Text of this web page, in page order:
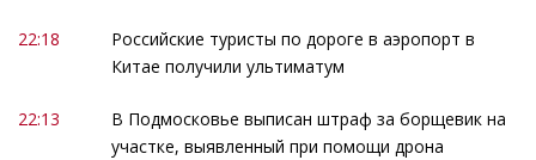
22:18
Российские туристы по дороге в аэропорт в
Китае получили ультиматум
22:13
В Подмосковье выписан штраф за борщевик на
участке, выявленный при помощи дрона